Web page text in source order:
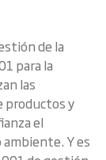
de la
para la
las
productos y
el
ambiente. Y es